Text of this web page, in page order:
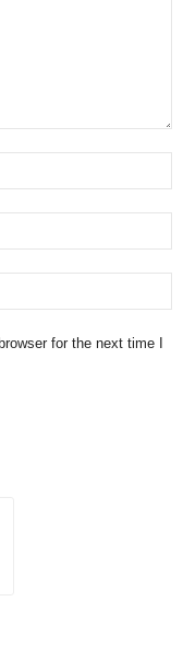
for the next time I